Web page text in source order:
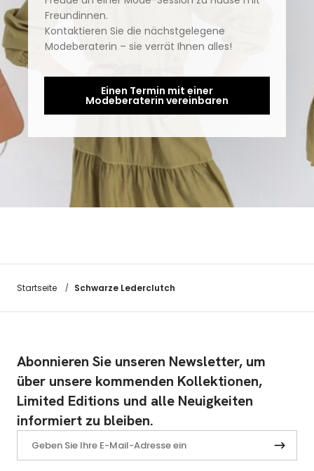
Freundinnen.
Kontaktieren Sie die nächstgelegene
Modeberaterin – sie verrät Ihnen alles!
Einen Termin mit einer
Modeberaterin vereinbaren
Startseite / Schwarze Lederclutch
Abonnieren Sie unseren Newsletter, um
über unsere kommenden Kollektionen,
Limited Editions und alle Neuigkeiten
informiert zu bleiben.